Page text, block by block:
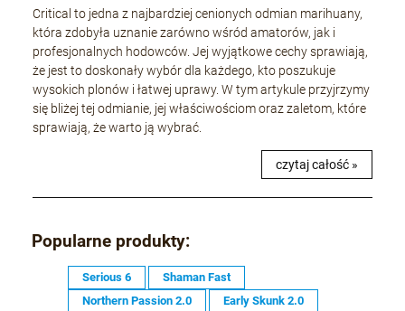
Critical to jedna z najbardziej cenionych odmian marihuany,
która zdobyła uznanie zarówno wśród amatorów, jak i
profesjonalnych hodowców. Jej wyjątkowe cechy sprawiają,
że jest to doskonały wybór dla każdego, kto poszukuje
wysokich plonów i łatwej uprawy. W tym artykule przyjrzymy
się bliżej tej odmianie, jej właściwościom oraz zaletom, które
sprawiają, że warto ją wybrać.
czytaj całość »
Popularne produkty:
Serious 6
Shaman Fast
Northern Passion 2.0
Early Skunk 2.0